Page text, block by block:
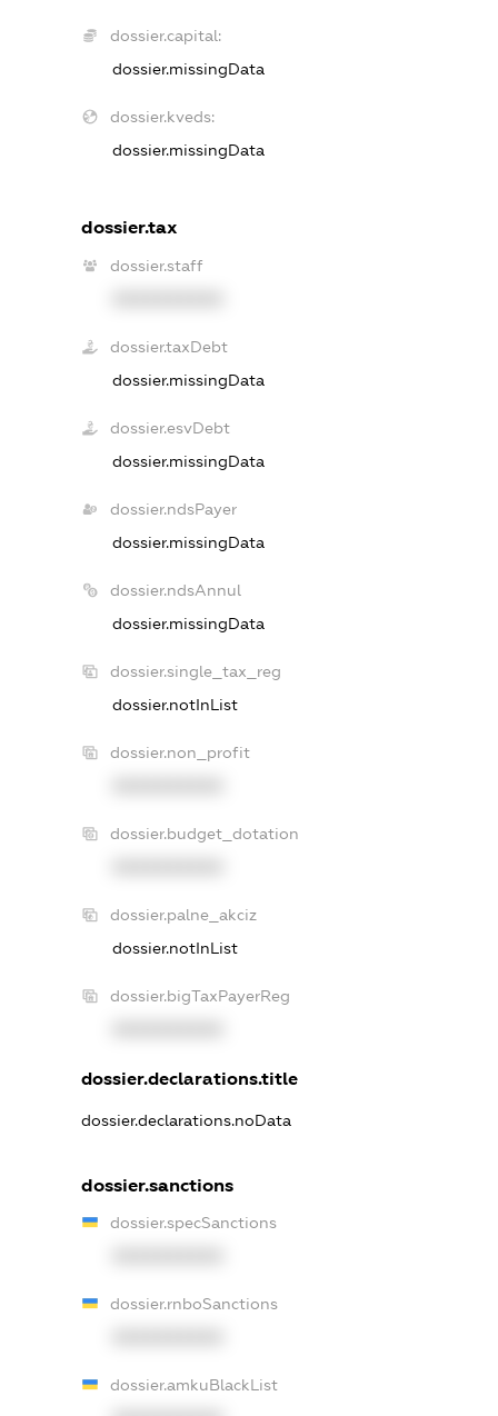
dossier.capital:
dossier.missingData
dossier.kveds:
dossier.missingData
dossier.tax
dossier.staff
dossier.taxDebt
dossier.missingData
dossier.esvDebt
dossier.missingData
dossier.ndsPayer
dossier.missingData
dossier.ndsAnnul
dossier.missingData
dossier.single_tax_reg
dossier.notInList
dossier.non_profit
dossier.budget_dotation
dossier.palne_akciz
dossier.notInList
dossier.bigTaxPayerReg
dossier.declarations.title
dossier.declarations.noData
dossier.sanctions
dossier.specSanctions
dossier.rnboSanctions
dossier.amkuBlackList